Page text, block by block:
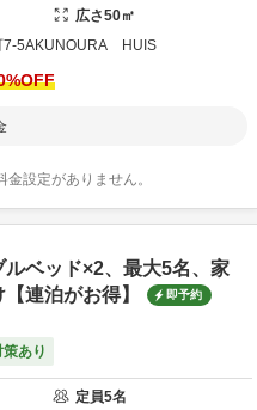
広さ50㎡
7-5AKUNOURA HUIS
%OFF
設定がありません。
ルベッド×2、最大5名、家
連泊がお得】
即予約
あり
定員5名